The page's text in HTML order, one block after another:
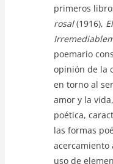
primeros
rosal(1916),
poemario
opinión de la
en torno al
amor y la
poética,
las formas
acercamiento
uso de